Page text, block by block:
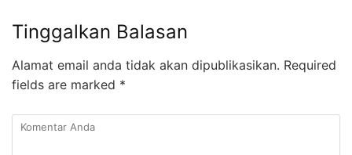
Tinggalkan Balasan
Alamat email anda tidak akan dipublikasikan. Required
fields are marked *